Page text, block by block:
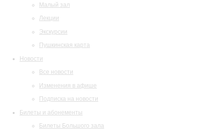
Малый зал
Лекции
Экскурсии
Пушкинская карта
Новости
Все новости
Изменения в афише
Подписка на новости
Билеты и абонементы
Билеты Большого зала